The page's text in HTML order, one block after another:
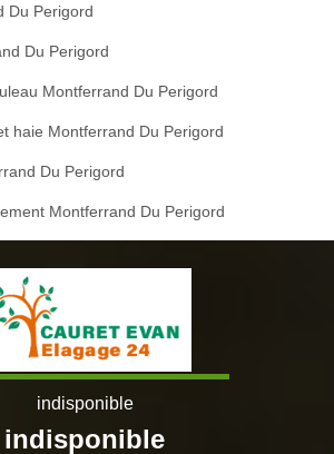
Du Perigord
Du Perigord
Montferrand Du Perigord
haie Montferrand Du Perigord
Du Perigord
Montferrand Du Perigord
indisponible
indisponible